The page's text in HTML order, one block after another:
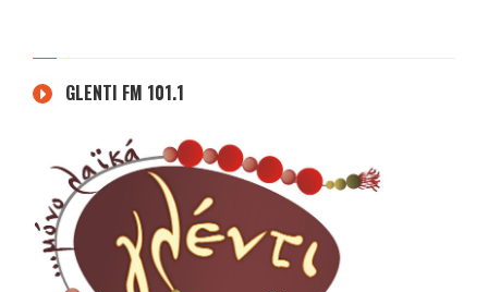
GLENTI FM 101.1